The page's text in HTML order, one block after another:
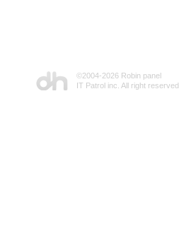
©2004-2026 Robin panel
IT Patrol inc. All right reserved.